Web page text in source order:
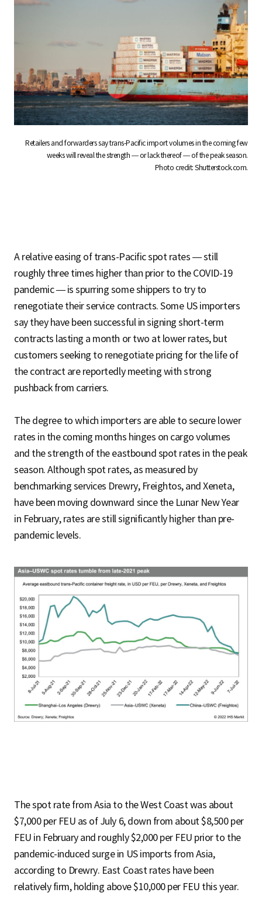
Retailers and forwarders say trans-Pacific import volumes in the coming few
weeks will reveal the strength — or lack thereof — of the peak season.
Photo credit: Shutterstock.com.
A relative easing of trans-Pacific spot rates — still
roughly three times higher than prior to the COVID-19
pandemic — is spurring some shippers to try to
renegotiate their service contracts. Some US importers
say they have been successful in signing short-term
contracts lasting a month or two at lower rates, but
customers seeking to renegotiate pricing for the life of
the contract are reportedly meeting with strong
pushback from carriers.
The degree to which importers are able to secure lower
rates in the coming months hinges on cargo volumes
and the strength of the eastbound spot rates in the peak
season. Although spot rates, as measured by
benchmarking services Drewry, Freightos, and Xeneta,
have been moving downward since the Lunar New Year
in February, rates are still significantly higher than pre-
pandemic levels.
The spot rate from Asia to the West Coast was about
$7,000 per FEU as of July 6, down from about $8,500 per
FEU in February and roughly $2,000 per FEU prior to the
pandemic-induced surge in US imports from Asia,
according to Drewry. East Coast rates have been
relatively firm, holding above $10,000 per FEU this year.